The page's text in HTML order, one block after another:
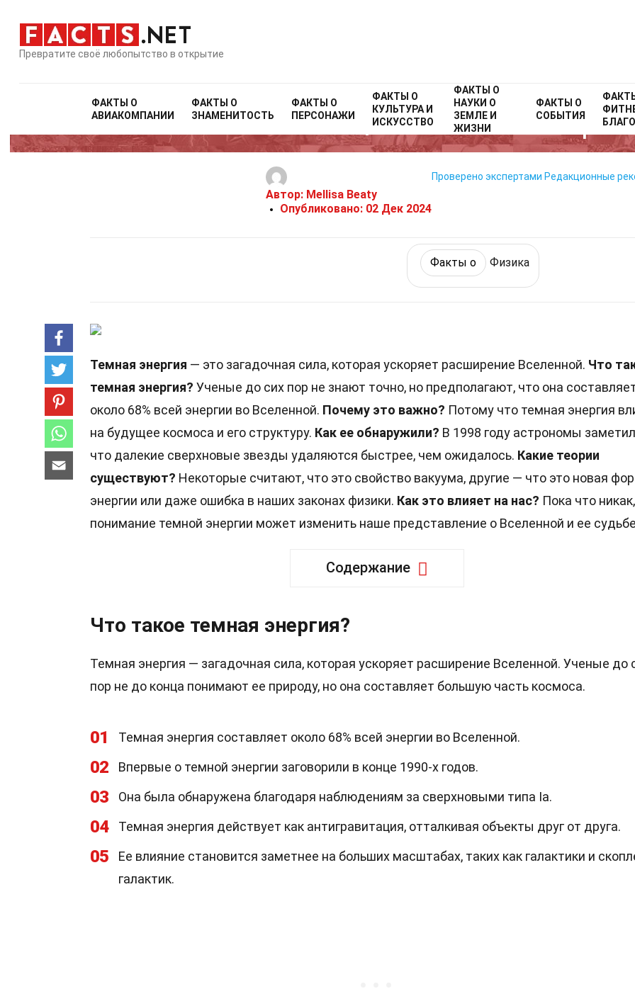
Превратите своё любопытство в открытие
ФАКТЫ О
АВИАКОМПАНИИ
ФАКТЫ О
ЗНАМЕНИТОСТЬ
ФАКТЫ О
ПЕРСОНАЖИ
ФАКТЫ О
КУЛЬТУРА И
ИСКУССТВО
ФАКТЫ О
НАУКИ О
ЗЕМЛЕ И
ЖИЗНИ
ФАКТЫ О
СОБЫТИЯ
Home Факты оНаука Факты оФизика
32 Факты О Темная Энергия
Автор: Mellisa Beaty
Опубликовано: 02 Дек 2024
Проверено экспертами Редакционные
Факты о Физика
Темная энергия — это загадочная сила, которая ускоряет расширение Вселенной. Что
темная энергия? Ученые до сих пор не знают точно, но предполагают, что она
около 68% всей энергии во Вселенной. Почему это важно? Потому что темная энергия
на будущее космоса и его структуру. Как ее обнаружили? В 1998 году астрономы
что далекие сверхновые звезды удаляются быстрее, чем ожидалось. Какие теории
существуют? Некоторые считают, что это свойство вакуума, другие — что это новая
энергии или даже ошибка в наших законах физики. Как это влияет на нас? Пока что
понимание темной энергии может изменить наше представление о Вселенной и ее
Содержание
Что такое темная энергия?
Темная энергия — загадочная сила, которая ускоряет расширение Вселенной. Ученые до
пор не до конца понимают ее природу, но она составляет большую часть космоса.
01 Темная энергия составляет около 68% всей энергии во Вселенной.
02 Впервые о темной энергии заговорили в конце 1990-х годов.
03 Она была обнаружена благодаря наблюдениям за сверхновыми типа Ia.
04 Темная энергия действует как антигравитация, отталкивая объекты друг от друга.
05
Ее влияние становится заметнее на больших масштабах, таких как галактики и
галактик.